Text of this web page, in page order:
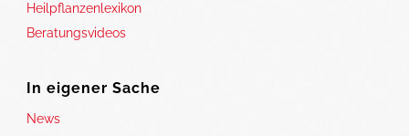
Heilpflanzenlexikon
Beratungsvideos
In eigener Sache
News